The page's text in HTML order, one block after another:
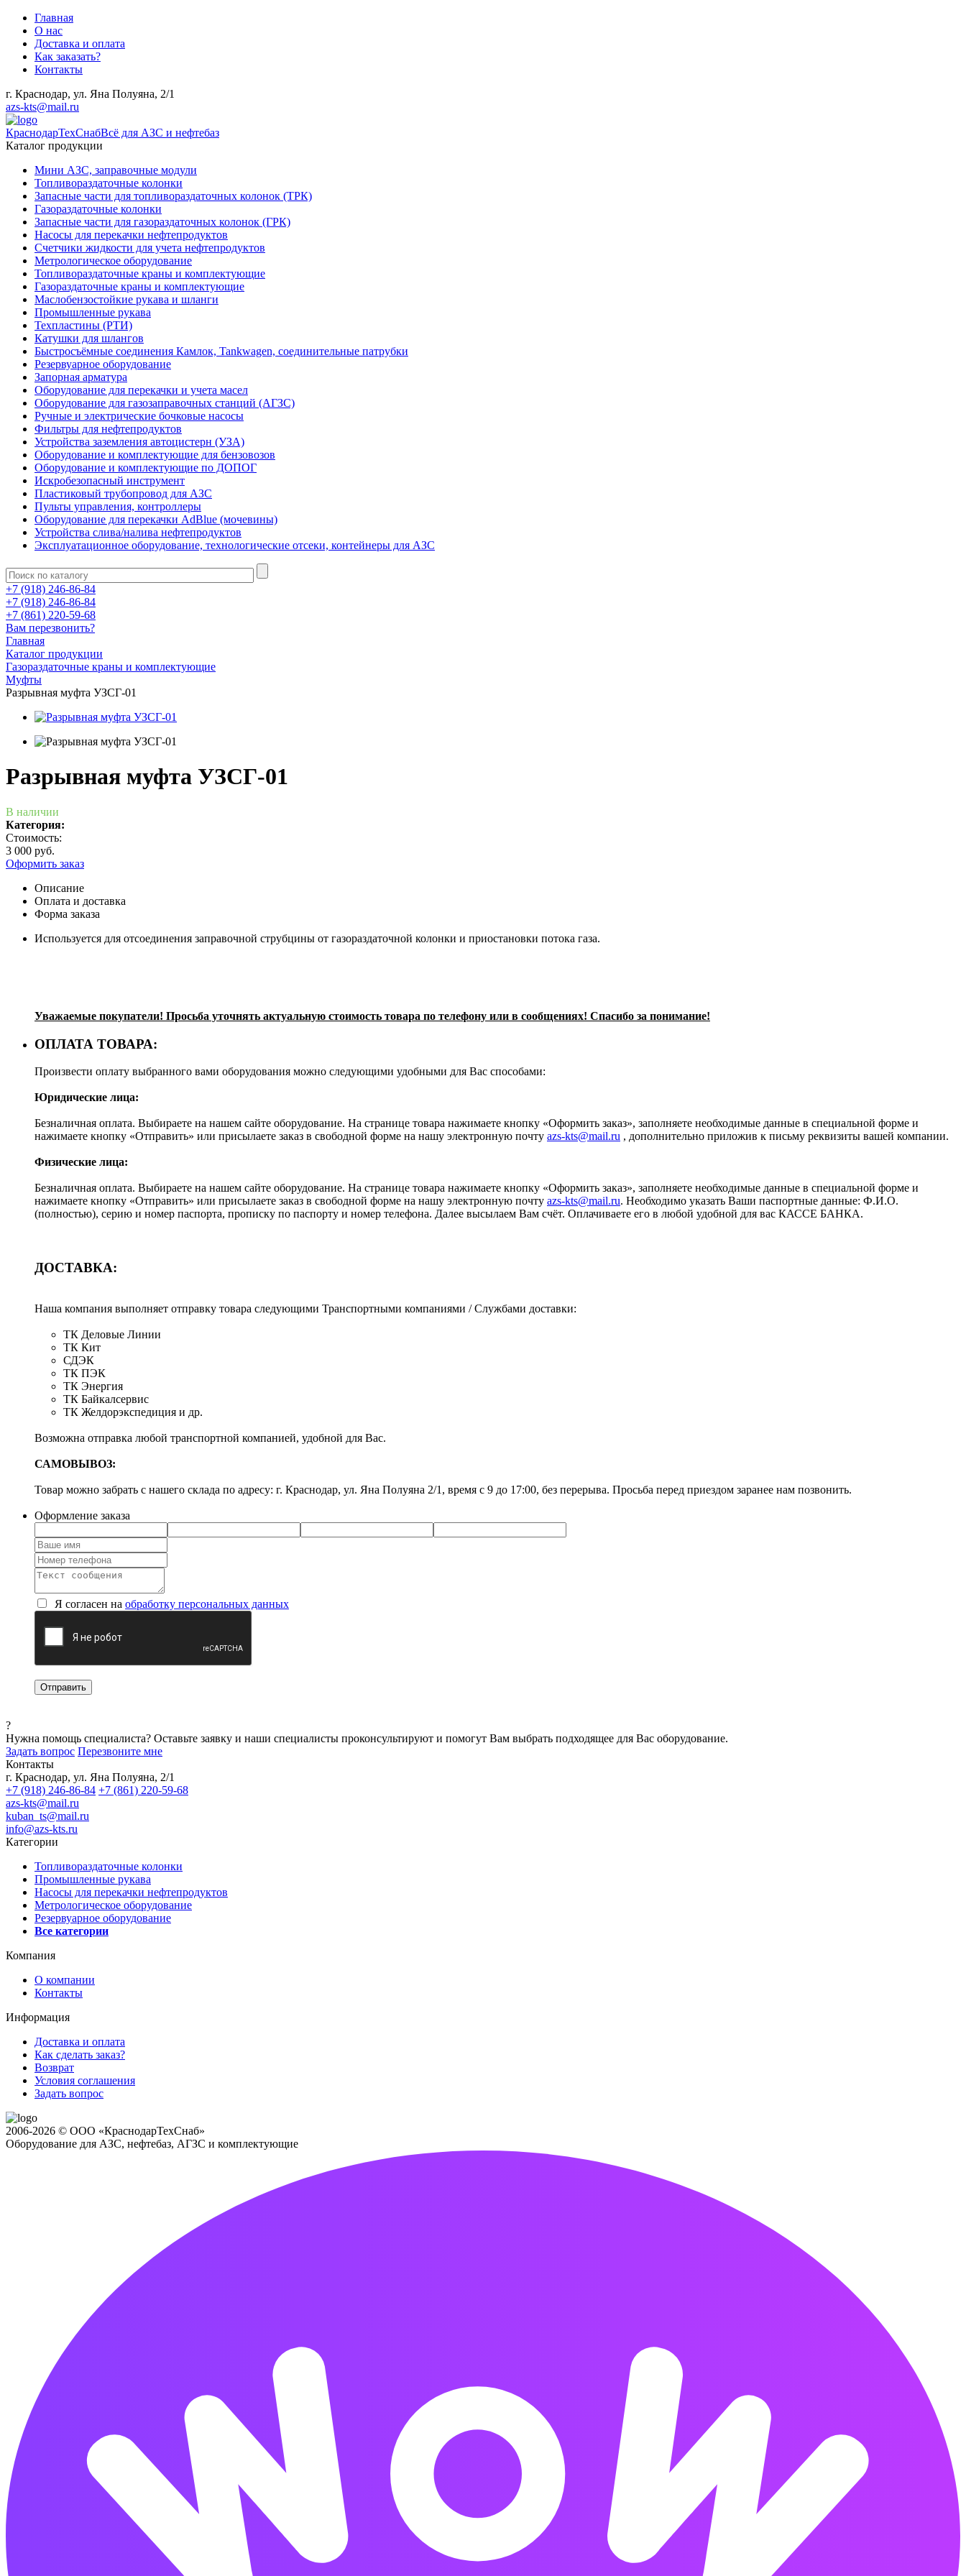
Главная
О нас
Доставка и оплата
Как заказать?
Контакты
г. Краснодар, ул. Яна Полуяна, 2/1
azs-kts@mail.ru
КраснодарТехСнабВсё для АЗС и нефтебаз
Каталог продукции
Мини АЗС, заправочные модули
Топливораздаточные колонки
Запасные части для топливораздаточных колонок (ТРК)
Газораздаточные колонки
Запасные части для газораздаточных колонок (ГРК)
Насосы для перекачки нефтепродуктов
Счетчики жидкости для учета нефтепродуктов
Метрологическое оборудование
Топливораздаточные краны и комплектующие
Газораздаточные краны и комплектующие
Маслобензостойкие рукава и шланги
Промышленные рукава
Техпластины (РТИ)
Катушки для шлангов
Быстросъёмные соединения Камлок, Tankwagen, соединительные патрубки
Резервуарное оборудование
Запорная арматура
Оборудование для перекачки и учета масел
Оборудование для газозаправочных станций (АГЗС)
Ручные и электрические бочковые насосы
Фильтры для нефтепродуктов
Устройства заземления автоцистерн (УЗА)
Оборудование и комплектующие для бензовозов
Оборудование и комплектующие по ДОПОГ
Искробезопасный инструмент
Пластиковый трубопровод для АЗС
Пульты управления, контроллеры
Оборудование для перекачки AdBlue (мочевины)
Устройства слива/налива нефтепродуктов
Эксплуатационное оборудование, технологические отсеки, контейнеры для АЗС
+7 (918) 246-86-84
+7 (918) 246-86-84
+7 (861) 220-59-68
Вам перезвонить?
Главная
Каталог продукции
Газораздаточные краны и комплектующие
Муфты
Разрывная муфта УЗСГ-01
Разрывная муфта УЗСГ-01
В наличии
Категория:
Стоимость:
3 000 руб.
Оформить заказ
Описание
Оплата и доставка
Форма заказа
Используется для отсоединения заправочной струбцины от газораздаточной колонки и приостановки потока газа.
Уважаемые покупатели! Просьба уточнять актуальную стоимость товара по телефону или в сообщениях! Спасибо за понимание!
ОПЛАТА ТОВАРА:
Произвести оплату выбранного вами оборудования можно следующими удобными для Вас способами:
Юридические лица:
Безналичная оплата. Выбираете на нашем сайте оборудование. На странице товара нажимаете кнопку «Оформить заказ», заполняете необходимые данные в специальной форме и
нажимаете кнопку «Отправить» или присылаете заказ в свободной форме на нашу электронную почту azs-kts@mail.ru , дополнительно приложив к письму реквизиты вашей компании.
Физические лица:
Безналичная оплата. Выбираете на нашем сайте оборудование. На странице товара нажимаете кнопку «Оформить заказ», заполняете необходимые данные в специальной форме и
нажимаете кнопку «Отправить» или присылаете заказ в свободной форме на нашу электронную почту azs-kts@mail.ru. Необходимо указать Ваши паспортные данные: Ф.И.О.
(полностью), серию и номер паспорта, прописку по паспорту и номер телефона. Далее высылаем Вам счёт. Оплачиваете его в любой удобной для вас КАССЕ БАНКА.
ДОСТАВКА:
Наша компания выполняет отправку товара следующими Транспортными компаниями / Службами доставки:
ТК Деловые Линии
ТК Кит
СДЭК
ТК ПЭК
ТК Энергия
ТК Байкалсервис
ТК Желдорэкспедиция и др.
Возможна отправка любой транспортной компанией, удобной для Вас.
САМОВЫВОЗ:
Товар можно забрать с нашего склада по адресу: г. Краснодар, ул. Яна Полуяна 2/1, время с 9 до 17:00, без перерыва. Просьба перед приездом заранее нам позвонить.
Оформление заказа
Я согласен на обработку персональных данных
?
Нужна помощь специалиста? Оставьте заявку и наши специалисты проконсультируют и помогут Вам выбрать подходящее для Вас оборудование.
Задать вопрос Перезвоните мне
Контакты
г. Краснодар, ул. Яна Полуяна, 2/1
+7 (918) 246-86-84 +7 (861) 220-59-68
azs-kts@mail.ru
kuban_ts@mail.ru
info@azs-kts.ru
Категории
Топливораздаточные колонки
Промышленные рукава
Насосы для перекачки нефтепродуктов
Метрологическое оборудование
Резервуарное оборудование
Все категории
Компания
О компании
Контакты
Информация
Доставка и оплата
Как сделать заказ?
Возврат
Условия соглашения
Задать вопрос
2006-2026 © ООО «КраснодарТехСнаб»
Оборудование для АЗС, нефтебаз, АГЗС и комплектующие